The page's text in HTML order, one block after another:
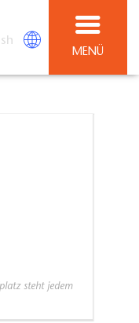
MENÜ
steht jedem